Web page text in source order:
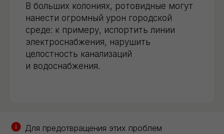
В больших колониях, ротовидные могут
нанести огромный урон городской
среде: к примеру, испортить линии
электроснабжения, нарушить
целостность канализаций
и водоснабжения.
Для предотвращения этих проблем